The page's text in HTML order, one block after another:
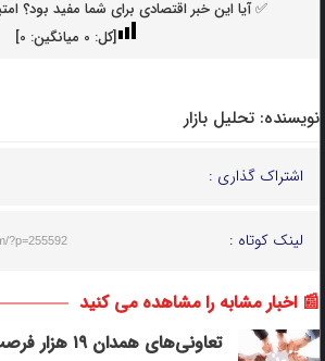
✅ آیا این خبر اقتصادی برای شما مفید بود؟
[کل: 0میانگین: 0
]
نویسنده: تحلیل بازار
اشتراک گذاری :
لینک کوتاه : ?p=255592
📰 اخبار مشابه را مشاهده می کنید
تعاونی‌های همدان ۱۹ هزار فرصت شغلی ایجاد کرده‌اند